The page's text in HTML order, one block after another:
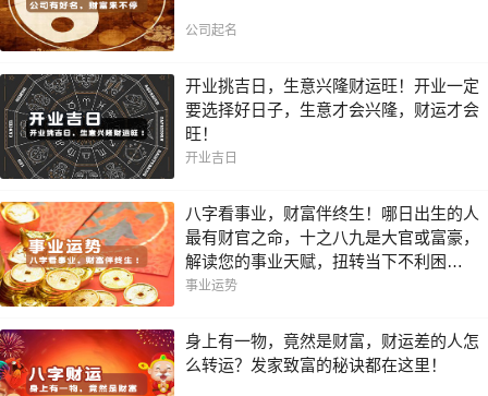
公司起名
开业挑吉日，生意兴隆财运旺！开业一定
要选择好日子，生意才会兴隆，财运才会
旺！
开业吉日
八字看事业，财富伴终生！哪日出生的人
最有财官之命，十之八九是大官或富豪，
解读您的事业天赋，扭转当下不利困
局！！
事业运势
身上有一物，竟然是财富，财运差的人怎
么转运？发家致富的秘诀都在这里！